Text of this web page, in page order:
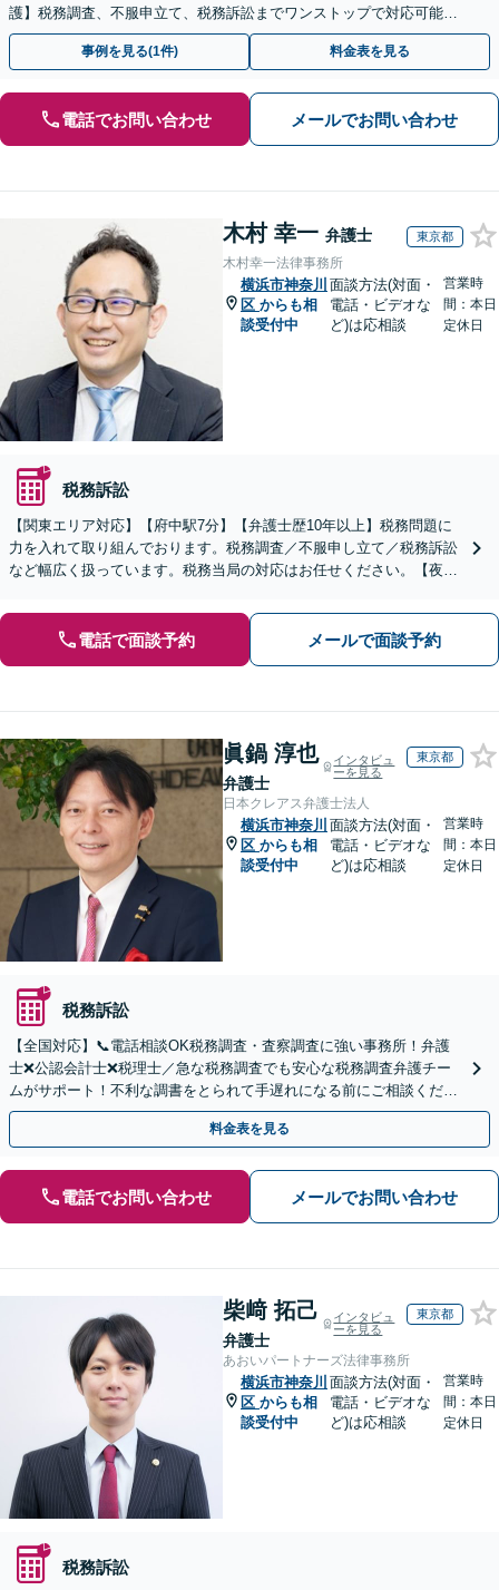
護】税務調査、不服申立て、税務訴訟までワンストップで対応可能！
事業承継にも対応【休日・夜間相談可】
事例を見る(1件) 料金表を見る
電話でお問い合わせ メールでお問い合わせ
木村 幸一 弁護士 東京都
木村幸一法律事務所
横浜市神奈川
区 からも相
談受付中
面談方法(対面・
電話・ビデオな
ど)は応相談
営業時
間：本日
定休日
税務訴訟
【関東エリア対応】【府中駅7分】【弁護士歴10年以上】税務問題に
力を入れて取り組んでおります。税務調査／不服申し立て／税務訴訟
など幅広く扱っています。税務当局の対応はお任せください。【夜
電話で面談予約 メールで面談予約
眞鍋 淳也
弁護士
インタビュ
ーを見る
東京都
日本クレアス弁護士法人
横浜市神奈川
区 からも相
談受付中
面談方法(対面・
電話・ビデオな
ど)は応相談
営業時
間：本日
定休日
税務訴訟
【全国対応】📞電話相談OK税務調査・査察調査に強い事務所！弁護
士❌公認会計士❌税理士／急な税務調査でも安心な税務調査弁護チー
ムがサポート！不利な調書をとられて手遅れになる前にご相談くださ
い。
料金表を見る
電話でお問い合わせ メールでお問い合わせ
柴﨑 拓己
弁護士
インタビュ
ーを見る
東京都
あおいパートナーズ法律事務所
横浜市神奈川
区 からも相
談受付中
面談方法(対面・
電話・ビデオな
ど)は応相談
営業時
間：本日
定休日
税務訴訟